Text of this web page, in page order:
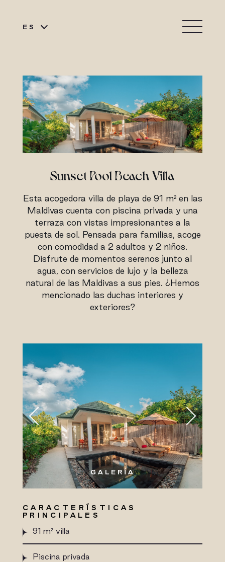
ES
Sunset Pool Beach Villa
Esta acogedora villa de playa de 91 m² en las
Maldivas cuenta con piscina privada y una
terraza con vistas impresionantes a la
puesta de sol. Pensada para familias, acoge
con comodidad a 2 adultos y 2 niños.
Disfrute de momentos serenos junto al
agua, con servicios de lujo y la belleza
natural de las Maldivas a sus pies. ¿Hemos
mencionado las duchas interiores y
exteriores?
GALERÍA
CARACTERÍSTICAS
PRINCIPALES
91 m² villa
Piscina privada